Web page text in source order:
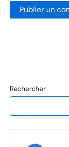
Rechercher